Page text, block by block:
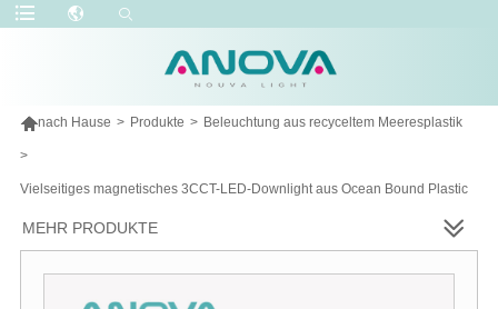
nach Hause > Produkte > Beleuchtung aus recyceltem Meeresplastik
>
Vielseitiges magnetisches 3CCT-LED-Downlight aus Ocean Bound Plastic
MEHR PRODUKTE